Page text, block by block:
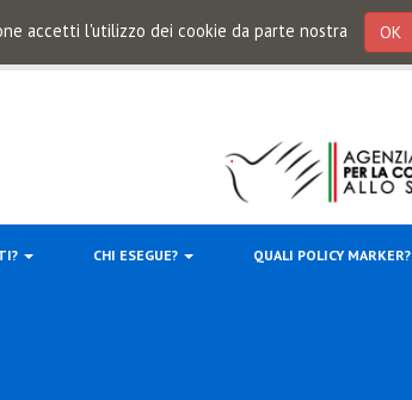
accetti l'utilizzo dei cookie da parte nostra OK
CHI ESEGUE? QUALI POLICY MARKER?